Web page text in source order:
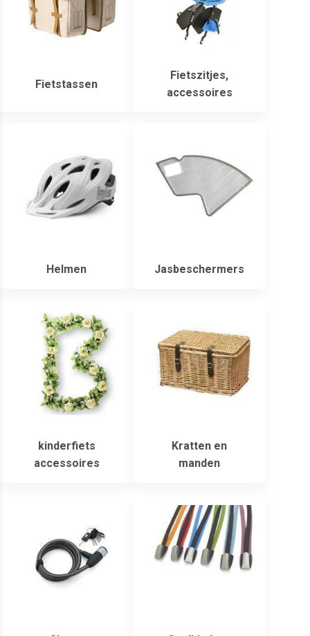
Fietstassen
Fietszitjes,
accessoires
Helmen Jasbeschermers
kinderfiets
accessoires
Kratten en
manden